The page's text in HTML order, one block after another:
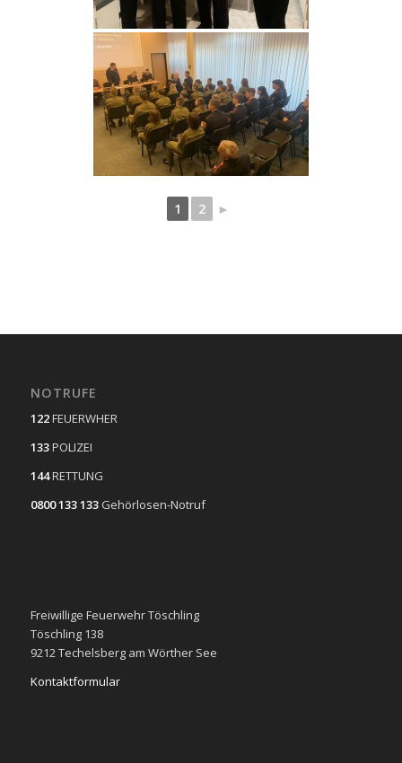
1 2 ►
NOTRUFE
122FEUERWHER
133POLIZEI
144RETTUNG
0800 133 133 Gehörlosen-Notruf
Freiwillige Feuerwehr Töschling
Töschling 138
9212 Techelsberg am Wörther See
Kontaktformular